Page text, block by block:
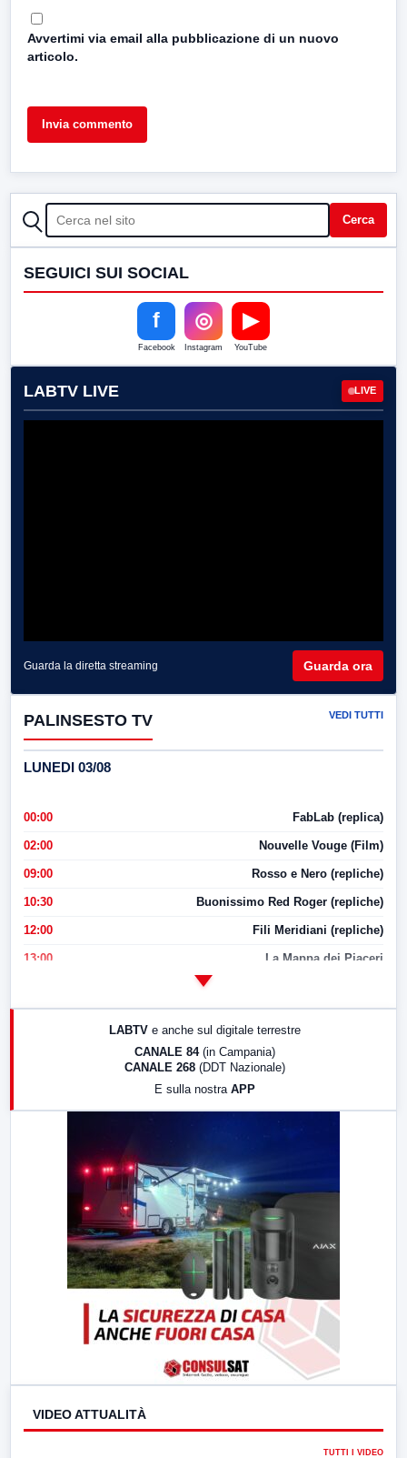
Avvertimi via email alla pubblicazione di un nuovo
articolo.
CERCA Cerca
SEGUICI SUI SOCIAL
f
Facebook
◎
Instagram
▶
YouTube
LABTV LIVE LIVE
Guarda la diretta streaming Guarda ora
PALINSESTO TV VEDI TUTTI
LUNEDI 03/08
00:00 FabLab (replica)
02:00 Nouvelle Vouge (Film)
09:00 Rosso e Nero (repliche)
10:30 Buonissimo Red Roger (repliche)
12:00 Fili Meridiani (repliche)
13:00 La Mappa dei Piaceri
17:00 LabNews (replica)
LABTV e anche sul digitale terrestre
CANALE 84 (in Campania)
CANALE 268 (DDT Nazionale)
E sulla nostra APP
VIDEO ATTUALITÀ
TUTTI I VIDEO